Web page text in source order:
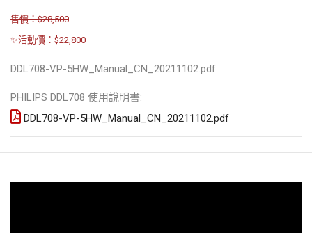
售價：$28,500
✨活動價：$22,800
DDL708-VP-5HW_Manual_CN_20211102.pdf
PHILIPS DDL708 使用說明書:
DDL708-VP-5HW_Manual_CN_20211102.pdf